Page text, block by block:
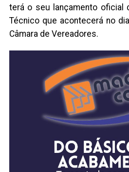
terá o seu lançamento oficial
Técnico que acontecerá no
Câmara de Vereadores.